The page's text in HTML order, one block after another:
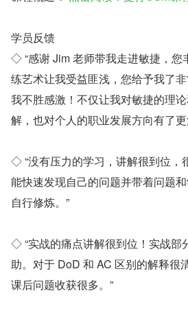
学员反馈
◇ “感谢 Jim 老师带我走进敏捷，您
练艺术让我受益匪浅，您给予我了
我不胜感激！不仅让我对敏捷的理
解，也对个人的职业发展方向有了
◇ “没有压力的学习，讲解很到位，
能快速发现自己的问题并带着问题
自行修炼。”
◇ “实战的痛点讲解很到位！实战部
助。对于 DoD 和 AC 区别的解释很
课后问题收获很多。”